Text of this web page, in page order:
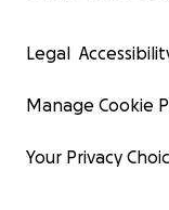
Legal
Manage Cookie
Your Privacy